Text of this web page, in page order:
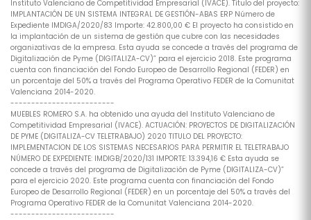
Instituto Valenciano de Competitividad Empresarial (IVACE). Titulo del proyecto:
IMPLANTACIÓN DE UN SISTEMA INTEGRAL DE GESTIÓN-ABAS ERP Número de
Expediente IMDIGA/2020/83 Importe: 42.800,00 € El proyecto ha consistido en
la implantación de un sistema de gestión que cubre con las necesidades
organizativas de la empresa. Esta ayuda se concede a través del programa de
Digitalización de Pyme (DIGITALIZA-CV)” para el ejercicio 2018. Este programa
cuenta con financiación del Fondo Europeo de Desarrollo Regional (FEDER) en
un porcentaje del 50% a través del Programa Operativo FEDER de la Comunitat
Valenciana 2014-2020.
-------------------------
MUEBLES ROMERO S.A. ha obtenido una ayuda del Instituto Valenciano de
Competitividad Empresarial (IVACE). ACTUACIÓN: PROYECTOS DE DIGITALIZACIÓN
DE PYME (DIGITALIZA-CV TELETRABAJO) 2020 TITULO DEL PROYECTO:
IMPLEMENTACION DE LOS SISTEMAS NECESARIOS PARA PERMITIR EL TELETRABAJO
NÚMERO DE EXPEDIENTE: IMDIGB/2020/131 IMPORTE: 13.394,16 € Esta ayuda se
concede a través del programa de Digitalización de Pyme (DIGITALIZA-CV)”
para el ejercicio 2020. Este programa cuenta con financiación del Fondo
Europeo de Desarrollo Regional (FEDER) en un porcentaje del 50% a través del
Programa Operativo FEDER de la Comunitat Valenciana 2014-2020.
-------------------------